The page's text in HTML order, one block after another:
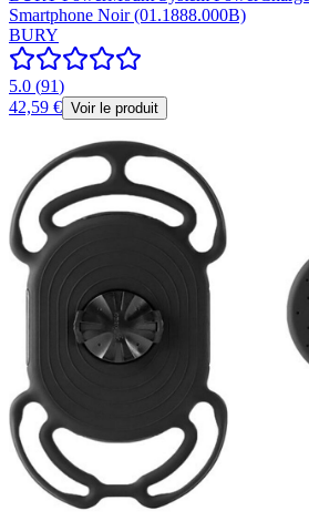
Smartphone Noir (01.1888.000B)
BURY
5.0 (91)
42,59 € Voir le produit